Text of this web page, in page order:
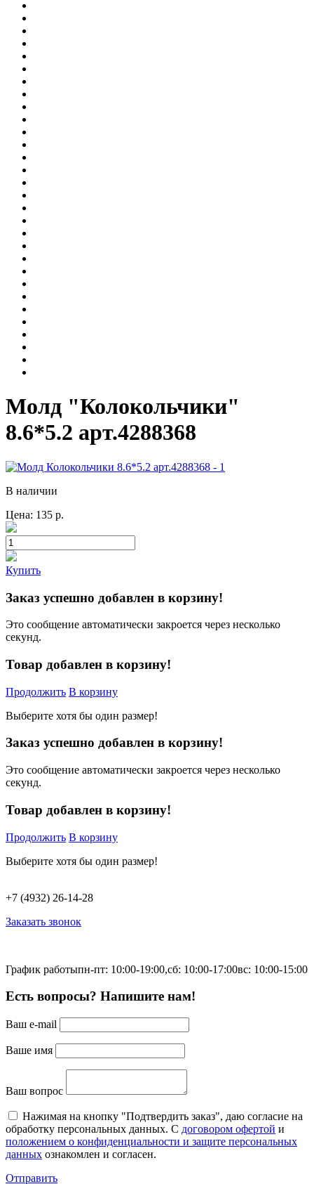
Молд "Колокольчики"
8.6*5.2 арт.4288368
В наличии
Цена: 135 р.
Купить
Заказ успешно добавлен в корзину!
Это сообщение автоматически закроется через несколько
секунд.
Товар добавлен в корзину!
Продолжить В корзину
Выберите хотя бы один размер!
Заказ успешно добавлен в корзину!
Это сообщение автоматически закроется через несколько
секунд.
Товар добавлен в корзину!
Продолжить В корзину
Выберите хотя бы один размер!
+7 (4932) 26-14-28
Заказать звонок
График работыпн-пт: 10:00-19:00,сб: 10:00-17:00вс: 10:00-15:00
Есть вопросы? Напишите нам!
Ваш e-mail
Ваше имя
Ваш вопрос
Нажимая на кнопку "Подтвердить заказ", даю согласие на
обработку персональных данных. С договором офертой и
положением о конфиденциальности и защите персональных
данных ознакомлен и согласен.
Отправить